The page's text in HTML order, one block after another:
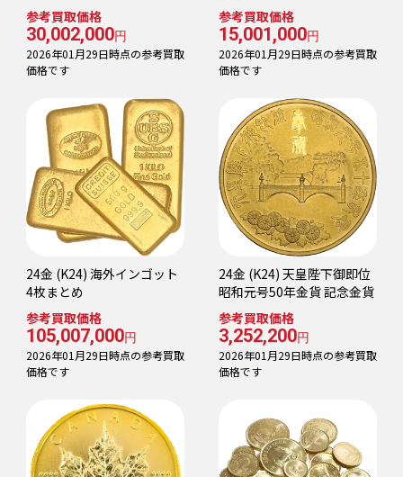
参考買取価格
30,002,000円
2026年01月29日時点の参考買取
価格です
参考買取価格
15,001,000円
2026年01月29日時点の参考買取
価格です
24金 (K24) 海外インゴット
4枚まとめ
参考買取価格
105,007,000円
2026年01月29日時点の参考買取
価格です
24金 (K24) 天皇陛下御即位
昭和元号50年金貨 記念金貨
参考買取価格
3,252,200円
2026年01月29日時点の参考買取
価格です